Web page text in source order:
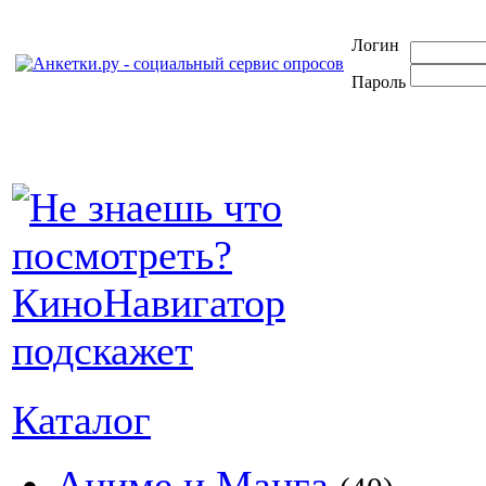
Логин
Пароль
Каталог